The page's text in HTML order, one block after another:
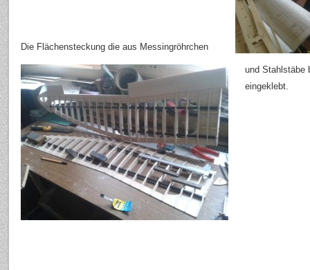
Die Flächensteckung die aus Messingröhrchen
und Stahlstäbe
eingeklebt.